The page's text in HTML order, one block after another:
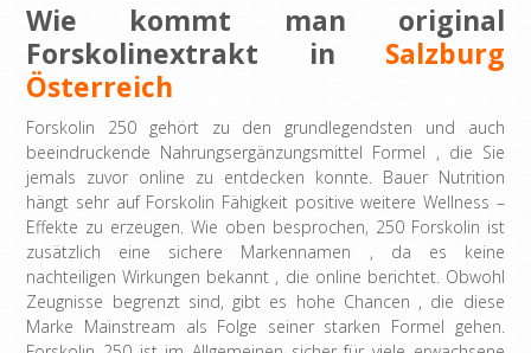
Wie kommt man original
Forskolinextrakt in Salzburg
Österreich
Forskolin 250 gehört zu den grundlegendsten und auch
beeindruckende Nahrungsergänzungsmittel Formel , die Sie
jemals zuvor online zu entdecken konnte. Bauer Nutrition
hängt sehr auf Forskolin Fähigkeit positive weitere Wellness –
Effekte zu erzeugen. Wie oben besprochen, 250 Forskolin ist
zusätzlich eine sichere Markennamen , da es keine
nachteiligen Wirkungen bekannt , die online berichtet. Obwohl
Zeugnisse begrenzt sind, gibt es hohe Chancen , die diese
Marke Mainstream als Folge seiner starken Formel gehen.